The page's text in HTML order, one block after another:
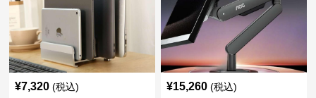
¥7,320 (税込) ¥15,260 (税込)